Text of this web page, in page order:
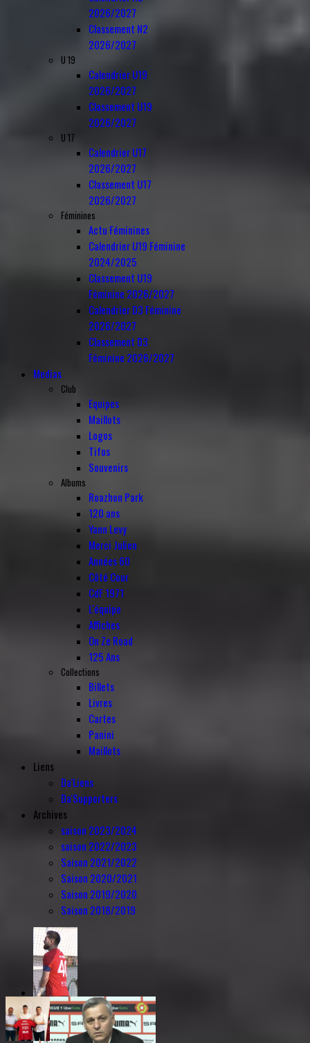
2026/2027
Classement N2
2026/2027
U 19
Calendrier U19
2026/2027
Classement U19
2026/2027
U 17
Calendrier U17
2026/2027
Classement U17
2026/2027
Féminines
Actu Féminines
Calendrier U19 Féminine
2024/2025
Classement U19
Féminine 2026/2027
Calendrier D3 Féminine
2026/2027
Classement D3
Féminine 2026/2027
Medias
Club
Equipes
Maillots
Logos
Tifos
Souvenirs
Albums
Roazhon Park
120 ans
Yann Levy
Merci Julien
Années 60
Côté Cour
CdF 1971
L'équipe
Affiches
On Ze Road
125 Ans
Collections
Billets
Livres
Cartes
Panini
Maillots
Liens
Da'Liens
Da'Supporters
Archives
saison 2023/2024
saison 2022/2023
Saison 2021/2022
Saison 2020/2021
Saison 2019/2020
Saison 2018/2019